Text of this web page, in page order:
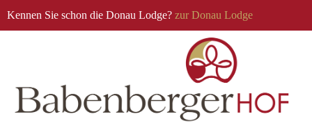
Kennen Sie schon die Donau Lodge? zur Donau Lodge